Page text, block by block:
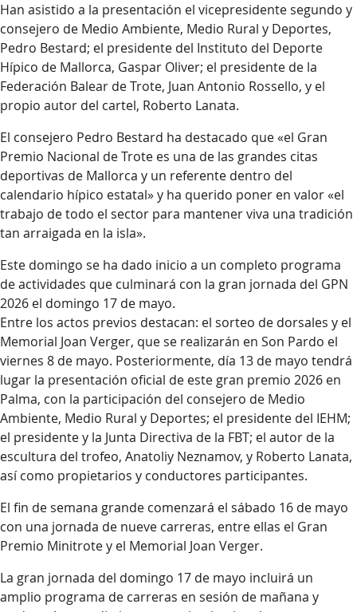
Han asistido a la presentación el vicepresidente segundo y
consejero de Medio Ambiente, Medio Rural y Deportes,
Pedro Bestard; el presidente del Instituto del Deporte
Hípico de Mallorca, Gaspar Oliver; el presidente de la
Federación Balear de Trote, Juan Antonio Rossello, y el
propio autor del cartel, Roberto Lanata.
El consejero Pedro Bestard ha destacado que «el Gran
Premio Nacional de Trote es una de las grandes citas
deportivas de Mallorca y un referente dentro del
calendario hípico estatal» y ha querido poner en valor «el
trabajo de todo el sector para mantener viva una tradición
tan arraigada en la isla».
Este domingo se ha dado inicio a un completo programa
de actividades que culminará con la gran jornada del GPN
2026 el domingo 17 de mayo.
Entre los actos previos destacan: el sorteo de dorsales y el
Memorial Joan Verger, que se realizarán en Son Pardo el
viernes 8 de mayo. Posteriormente, día 13 de mayo tendrá
lugar la presentación oficial de este gran premio 2026 en
Palma, con la participación del consejero de Medio
Ambiente, Medio Rural y Deportes; el presidente del IEHM;
el presidente y la Junta Directiva de la FBT; el autor de la
escultura del trofeo, Anatoliy Neznamov, y Roberto Lanata,
así como propietarios y conductores participantes.
El fin de semana grande comenzará el sábado 16 de mayo
con una jornada de nueve carreras, entre ellas el Gran
Premio Minitrote y el Memorial Joan Verger.
La gran jornada del domingo 17 de mayo incluirá un
amplio programa de carreras en sesión de mañana y